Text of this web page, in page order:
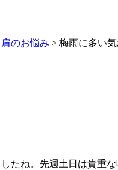
肩のお悩み > 梅雨に多い
たね。先週土日は貴重